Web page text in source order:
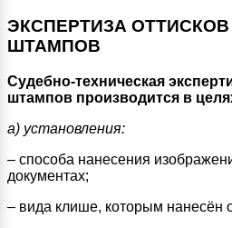
ЭКСПЕРТИЗА
ШТАМПОВ
Судебно-техническая
штампов производится в
а) установления:
– способа нанесения
документах;
– вида клише, которым нанесён